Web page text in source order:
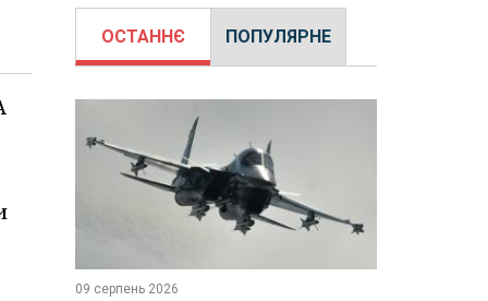
ОСТАННЄ ПОПУЛЯРНЕ
09 серпень 2026